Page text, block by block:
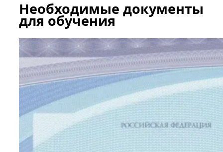
Необходимые документы
для обучения